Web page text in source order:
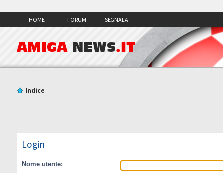
HOME FORUM SEGNALA
AMIGA NEWS.IT
Indice
Login
Nome utente: